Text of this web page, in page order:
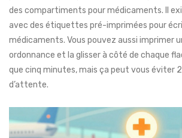
des compartiments pour médicaments. Il
avec des étiquettes pré-imprimées pour
médicaments. Vous pouvez aussi imprimer
ordonnance et la glisser à côté de chaque
que cinq minutes, mais ça peut vous éviter
d’attente.